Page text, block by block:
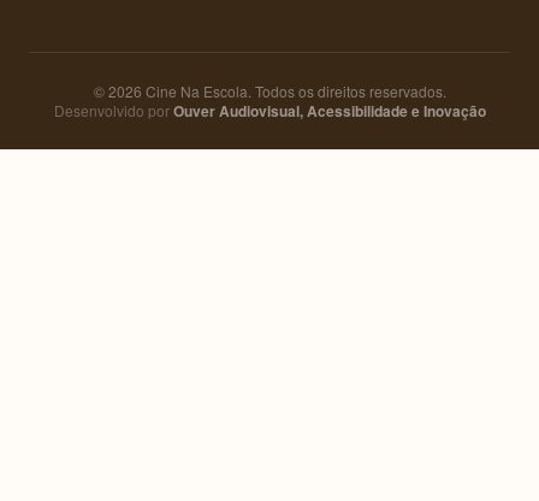
© 2026 Cine Na Escola. Todos os direitos reservados.
Desenvolvido porOuver Audiovisual, Acessibilidade e Inovação